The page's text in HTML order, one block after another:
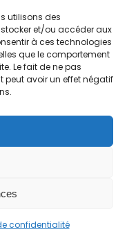
utilisons des
et/ou accéder aux
à ces technologies
que le comportement
Le fait de ne pas
peut avoir un effet négatif
confidentialité